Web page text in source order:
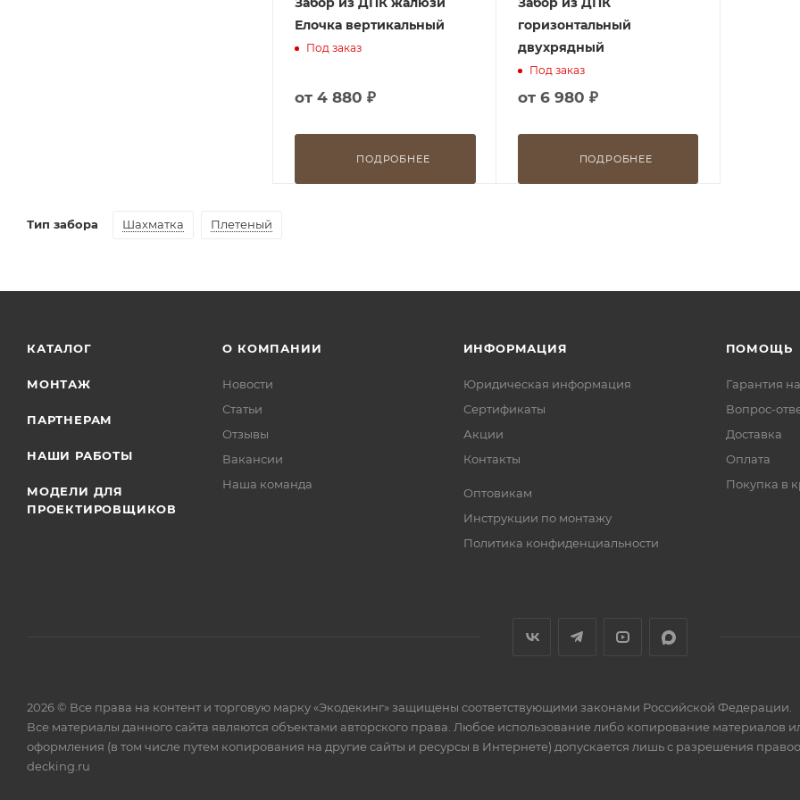
Елочка вертикальный
Под заказ
от 4 880 ₽
ПОДРОБНЕЕ
горизонтальный
двухрядный
Под заказ
от 6 980 ₽
ПОДРОБНЕЕ
Тип забора Шахматка Плетеный
КАТАЛОГ
МОНТАЖ
ПАРТНЕРАМ
НАШИ РАБОТЫ
МОДЕЛИ ДЛЯ
ПРОЕКТИРОВЩИКОВ
О КОМПАНИИ
Новости
Статьи
Отзывы
Вакансии
Наша команда
ИНФОРМАЦИЯ
Юридическая информация
Сертификаты
Акции
Контакты
Оптовикам
Инструкции по монтажу
Политика конфиденциальности
ПОМОЩЬ
Гарантия
Вопрос-
Доставка
Оплата
Покупка в
2026 © Все права на контент и торговую марку «Экодекинг» защищены соответствующими законами Российской Федерации.
Все материалы данного сайта являются объектами авторского права. Любое использование либо копирование материалов
оформления (в том числе путем копирования на другие сайты и ресурсы в Интернете) допускается лишь с разрешения
decking.ru